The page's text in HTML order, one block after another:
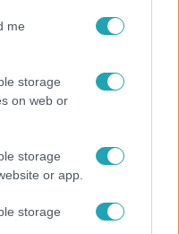
me
storage
on web or
storage
or app.
storage
János legendás